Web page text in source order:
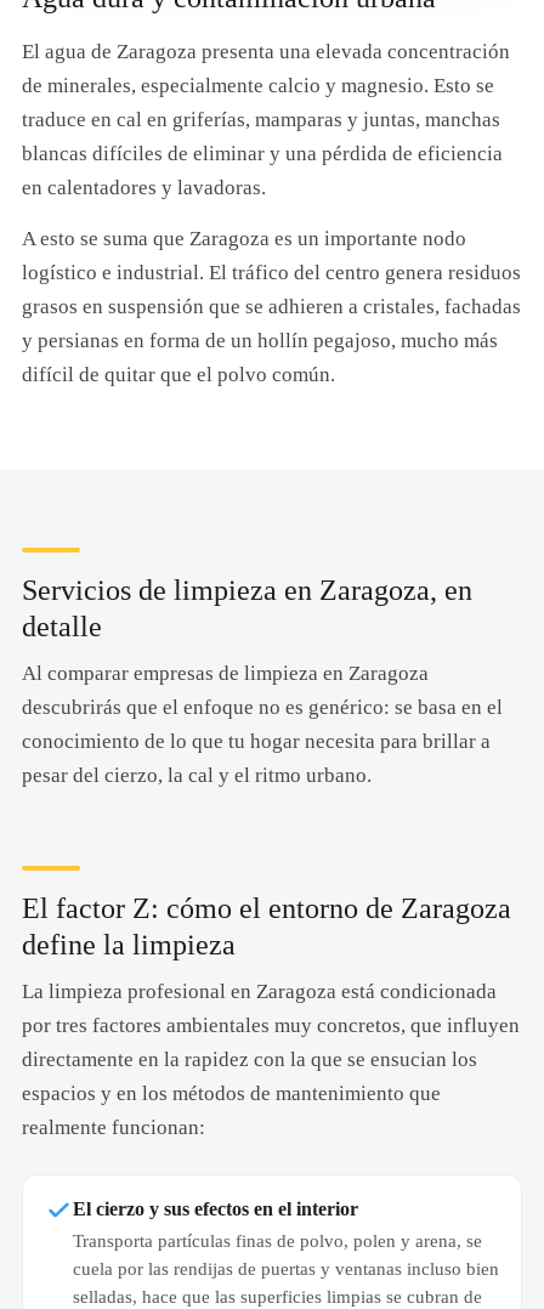
El agua de Zaragoza presenta una elevada concentración
de minerales, especialmente calcio y magnesio. Esto se
traduce en cal en griferías, mamparas y juntas, manchas
blancas difíciles de eliminar y una pérdida de eficiencia
en calentadores y lavadoras.
A esto se suma que Zaragoza es un importante nodo
logístico e industrial. El tráfico del centro genera residuos
grasos en suspensión que se adhieren a cristales, fachadas
y persianas en forma de un hollín pegajoso, mucho más
difícil de quitar que el polvo común.
Servicios de limpieza en Zaragoza, en
detalle
Al comparar empresas de limpieza en Zaragoza
descubrirás que el enfoque no es genérico: se basa en el
conocimiento de lo que tu hogar necesita para brillar a
pesar del cierzo, la cal y el ritmo urbano.
El factor Z: cómo el entorno de Zaragoza
define la limpieza
La limpieza profesional en Zaragoza está condicionada
por tres factores ambientales muy concretos, que influyen
directamente en la rapidez con la que se ensucian los
espacios y en los métodos de mantenimiento que
realmente funcionan:
El cierzo y sus efectos en el interior
Transporta partículas finas de polvo, polen y arena, se
cuela por las rendijas de puertas y ventanas incluso bien
selladas, hace que las superficies limpias se cubran de